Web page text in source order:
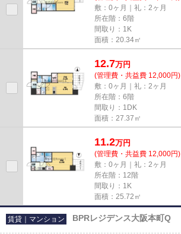
敷：0ヶ月｜礼：2ヶ月
所在階：6階
間取り：1K
面積：20.34㎡
12.7万円
(管理費・共益費 12,000円)
敷：0ヶ月｜礼：2ヶ月
所在階：6階
間取り：1DK
面積：27.37㎡
11.2万円
(管理費・共益費 12,000円)
敷：0ヶ月｜礼：2ヶ月
所在階：12階
間取り：1K
面積：25.72㎡
賃貸｜マンション BPRレジデンス大阪本町Q